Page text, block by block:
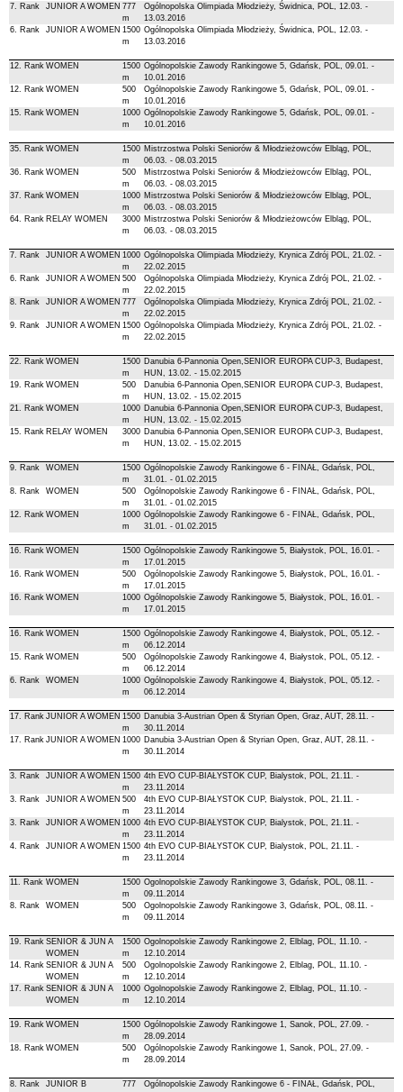
7. Rank
JUNIOR A WOMEN 777
m
Ogólnopolska Olimpiada Młodzieży, Świdnica, POL, 12.03. -
13.03.2016
6. Rank
JUNIOR A WOMEN 1500
m
Ogólnopolska Olimpiada Młodzieży, Świdnica, POL, 12.03. -
13.03.2016
12. Rank WOMEN
1500
m
Ogólnopolskie Zawody Rankingowe 5, Gdańsk, POL, 09.01. -
10.01.2016
12. Rank WOMEN
500
m
Ogólnopolskie Zawody Rankingowe 5, Gdańsk, POL, 09.01. -
10.01.2016
15. Rank WOMEN
1000
m
Ogólnopolskie Zawody Rankingowe 5, Gdańsk, POL, 09.01. -
10.01.2016
35. Rank WOMEN
1500
m
Mistrzostwa Polski Seniorów & Młodzieżowców Elbląg, POL,
06.03. - 08.03.2015
36. Rank WOMEN
500
m
Mistrzostwa Polski Seniorów & Młodzieżowców Elbląg, POL,
06.03. - 08.03.2015
37. Rank WOMEN
1000
m
Mistrzostwa Polski Seniorów & Młodzieżowców Elbląg, POL,
06.03. - 08.03.2015
64. Rank RELAY WOMEN
3000
m
Mistrzostwa Polski Seniorów & Młodzieżowców Elbląg, POL,
06.03. - 08.03.2015
7. Rank JUNIOR A WOMEN 1000
m
Ogólnopolska Olimpiada Młodzieży, Krynica Zdrój POL, 21.02. -
22.02.2015
6. Rank
JUNIOR A WOMEN 500
m
Ogólnopolska Olimpiada Młodzieży, Krynica Zdrój POL, 21.02. -
22.02.2015
8. Rank
JUNIOR A WOMEN 777
m
Ogólnopolska Olimpiada Młodzieży, Krynica Zdrój POL, 21.02. -
22.02.2015
9. Rank
JUNIOR A WOMEN 1500
m
Ogólnopolska Olimpiada Młodzieży, Krynica Zdrój POL, 21.02. -
22.02.2015
22. Rank WOMEN
1500
m
Danubia 6-Pannonia Open,SENIOR EUROPA CUP-3, Budapest,
HUN, 13.02. - 15.02.2015
19. Rank WOMEN
500
m
Danubia 6-Pannonia Open,SENIOR EUROPA CUP-3, Budapest,
HUN, 13.02. - 15.02.2015
21. Rank WOMEN
1000
m
Danubia 6-Pannonia Open,SENIOR EUROPA CUP-3, Budapest,
HUN, 13.02. - 15.02.2015
15. Rank RELAY WOMEN
3000
m
Danubia 6-Pannonia Open,SENIOR EUROPA CUP-3, Budapest,
HUN, 13.02. - 15.02.2015
9. Rank WOMEN
1500
m
Ogólnopolskie Zawody Rankingowe 6 - FINAŁ, Gdańsk, POL,
31.01. - 01.02.2015
8. Rank
WOMEN
500
m
Ogólnopolskie Zawody Rankingowe 6 - FINAŁ, Gdańsk, POL,
31.01. - 01.02.2015
12. Rank WOMEN
1000
m
Ogólnopolskie Zawody Rankingowe 6 - FINAŁ, Gdańsk, POL,
31.01. - 01.02.2015
16. Rank WOMEN
1500
m
Ogólnopolskie Zawody Rankingowe 5, Białystok, POL, 16.01. -
17.01.2015
16. Rank WOMEN
500
m
Ogólnopolskie Zawody Rankingowe 5, Białystok, POL, 16.01. -
17.01.2015
16. Rank WOMEN
1000
m
Ogólnopolskie Zawody Rankingowe 5, Białystok, POL, 16.01. -
17.01.2015
16. Rank WOMEN
1500
m
Ogólnopolskie Zawody Rankingowe 4, Białystok, POL, 05.12. -
06.12.2014
15. Rank WOMEN
500
m
Ogólnopolskie Zawody Rankingowe 4, Białystok, POL, 05.12. -
06.12.2014
6. Rank
WOMEN
1000
m
Ogólnopolskie Zawody Rankingowe 4, Białystok, POL, 05.12. -
06.12.2014
17. Rank JUNIOR A WOMEN 1500
m
Danubia 3-Austrian Open & Styrian Open, Graz, AUT, 28.11. -
30.11.2014
17. Rank JUNIOR A WOMEN 1000
m
Danubia 3-Austrian Open & Styrian Open, Graz, AUT, 28.11. -
30.11.2014
3. Rank JUNIOR A WOMEN 1500
m
4th EVO CUP-BIAŁYSTOK CUP, Bialystok, POL, 21.11. -
23.11.2014
3. Rank
JUNIOR A WOMEN 500
m
4th EVO CUP-BIAŁYSTOK CUP, Bialystok, POL, 21.11. -
23.11.2014
3. Rank
JUNIOR A WOMEN 1000
m
4th EVO CUP-BIAŁYSTOK CUP, Bialystok, POL, 21.11. -
23.11.2014
4. Rank
JUNIOR A WOMEN 1500
m
4th EVO CUP-BIAŁYSTOK CUP, Bialystok, POL, 21.11. -
23.11.2014
11. Rank WOMEN
1500
m
Ogolnopolskie Zawody Rankingowe 3, Gdańsk, POL, 08.11. -
09.11.2014
8. Rank
WOMEN
500
m
Ogolnopolskie Zawody Rankingowe 3, Gdańsk, POL, 08.11. -
09.11.2014
19. Rank SENIOR & JUN A
WOMEN
1500
m
Ogolnopolskie Zawody Rankingowe 2, Elblag, POL, 11.10. -
12.10.2014
14. Rank SENIOR & JUN A
WOMEN
500
m
Ogolnopolskie Zawody Rankingowe 2, Elblag, POL, 11.10. -
12.10.2014
17. Rank SENIOR & JUN A
WOMEN
1000
m
Ogolnopolskie Zawody Rankingowe 2, Elblag, POL, 11.10. -
12.10.2014
19. Rank WOMEN
1500
m
Ogólnopolskie Zawody Rankingowe 1, Sanok, POL, 27.09. -
28.09.2014
18. Rank WOMEN
500
m
Ogólnopolskie Zawody Rankingowe 1, Sanok, POL, 27.09. -
28.09.2014
8. Rank
JUNIOR B
777
Ogólnopolskie Zawody Rankingowe 6 - FINAŁ, Gdańsk, POL,